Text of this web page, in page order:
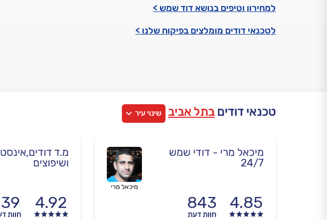
למחירון וטיפים בנושא דוד שמש >
לטכנאי דודים מומלצים בפיקוח שלנו >
טכנאי דודים בתל אביב שינוי עיר
מיכאל מרי - דודי שמש
24/7
4.85
843
חוות דעת
מיכאל מרי
מ.ד
ושיפוצים
4.92
חוות